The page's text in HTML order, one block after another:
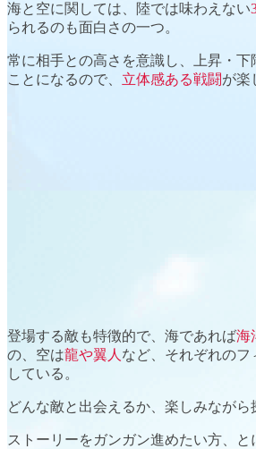
海と 空に関しては、陸では味わえない
られるのも面白さの一つ。
常に相手との高さ を意識し、上昇・
ことになるので、 立体感ある戦闘が楽
登場する敵も特徴的で、 海であれば海
の、 空は龍や翼人 など、それぞれの
している。
どんな敵と出会えるか、楽しみながら
ストーリーをガンガン進めたい方、と